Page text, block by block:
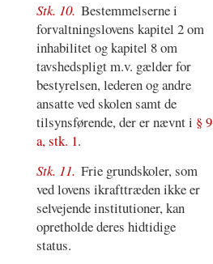
Stk. 10. Bestemmelserne i
forvaltningslovens kapitel 2 om
inhabilitet og kapitel 8 om
tavshedspligt m.v. gælder for
bestyrelsen, lederen og andre
ansatte ved skolen samt de
tilsynsførende, der er nævnt i § 9
a, stk. 1.
Stk. 11. Frie grundskoler, som
ved lovens ikrafttræden ikke er
selvejende institutioner, kan
opretholde deres hidtidige
status.